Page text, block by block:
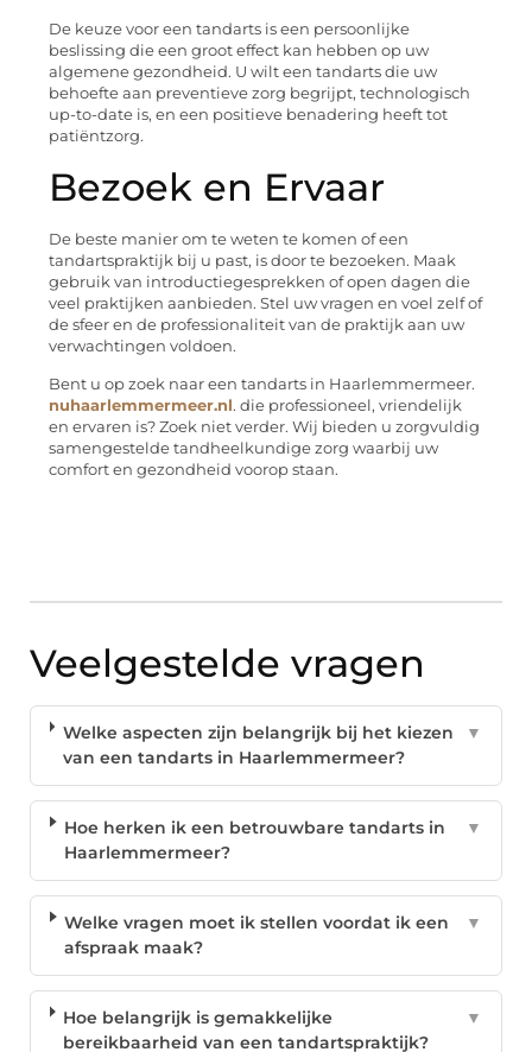
De keuze voor een tandarts is een persoonlijke
beslissing die een groot effect kan hebben op uw
algemene gezondheid. U wilt een tandarts die uw
behoefte aan preventieve zorg begrijpt, technologisch
up-to-date is, en een positieve benadering heeft tot
patiëntzorg.
Bezoek en Ervaar
De beste manier om te weten te komen of een
tandartspraktijk bij u past, is door te bezoeken. Maak
gebruik van introductiegesprekken of open dagen die
veel praktijken aanbieden. Stel uw vragen en voel zelf of
de sfeer en de professionaliteit van de praktijk aan uw
verwachtingen voldoen.
Bent u op zoek naar een tandarts in Haarlemmermeer.
nuhaarlemmermeer.nl. die professioneel, vriendelijk
en ervaren is? Zoek niet verder. Wij bieden u zorgvuldig
samengestelde tandheelkundige zorg waarbij uw
comfort en gezondheid voorop staan.
Veelgestelde vragen
Welke aspecten zijn belangrijk bij het kiezen
van een tandarts in Haarlemmermeer?
▼
Hoe herken ik een betrouwbare tandarts in
Haarlemmermeer?
▼
Welke vragen moet ik stellen voordat ik een
afspraak maak?
▼
Hoe belangrijk is gemakkelijke
bereikbaarheid van een tandartspraktijk?
▼